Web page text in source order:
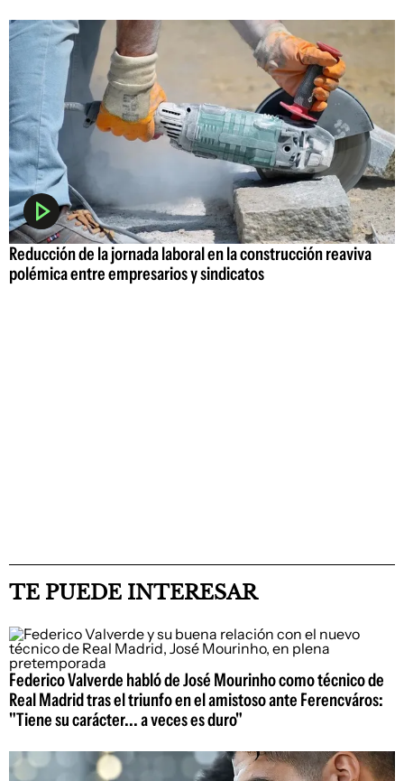
Reducción de la jornada laboral en la construcción reaviva
polémica entre empresarios y sindicatos
TE PUEDE INTERESAR
Federico Valverde habló de José Mourinho como técnico de
Real Madrid tras el triunfo en el amistoso ante Ferencváros:
"Tiene su carácter... a veces es duro"